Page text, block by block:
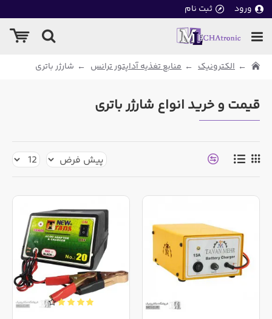
ورود ثبت نام
الکترونیک منابع تغذیه آداپتور ترانس شارژر باتری
قیمت و خرید انواع شارژر باتری